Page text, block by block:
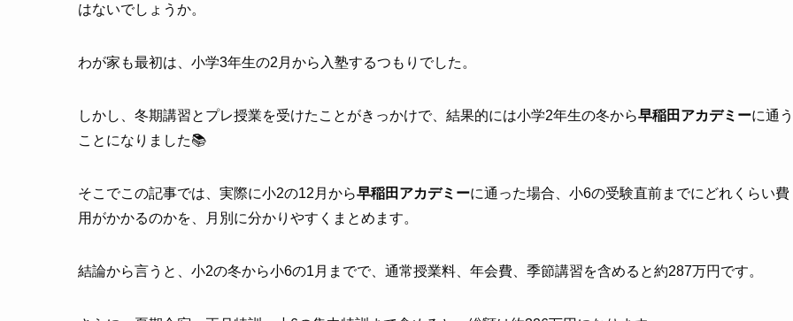
はないでしょうか。
わが家も最初は、小学3年生の2月から入塾するつもりでした。
しかし、冬期講習とプレ授業を受けたことがきっかけで、結果的には小学2年生の冬から早稲田アカデミーに通う
ことになりました📚
そこでこの記事では、実際に小2の12月から早稲田アカデミーに通った場合、小6の受験直前までにどれくらい費
用がかかるのかを、月別に分かりやすくまとめます。
結論から言うと、小2の冬から小6の1月までで、通常授業料、年会費、季節講習を含めると約287万円です。